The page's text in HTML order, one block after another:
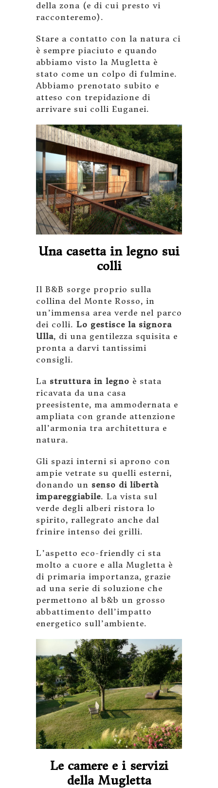
della zona (e di cui presto vi
racconteremo).
Stare a contatto con la natura ci
è sempre piaciuto e quando
abbiamo visto la Mugletta è
stato come un colpo di fulmine.
Abbiamo prenotato subito e
atteso con trepidazione di
arrivare sui colli Euganei.
Una casetta in legno sui
colli
Il B&B sorge proprio sulla
collina del Monte Rosso, in
un’immensa area verde nel parco
dei colli. Lo gestisce la signora
Ulla, di una gentilezza squisita e
pronta a darvi tantissimi
consigli.
La struttura in legno è stata
ricavata da una casa
preesistente, ma ammodernata e
ampliata con grande attenzione
all’armonia tra architettura e
natura.
Gli spazi interni si aprono con
ampie vetrate su quelli esterni,
donando un senso di libertà
impareggiabile. La vista sul
verde degli alberi ristora lo
spirito, rallegrato anche dal
frinire intenso dei grilli.
L’aspetto eco-friendly ci sta
molto a cuore e alla Mugletta è
di primaria importanza, grazie
ad una serie di soluzione che
permettono al b&b un grosso
abbattimento dell’impatto
energetico sull’ambiente.
Le camere e i servizi
della Mugletta